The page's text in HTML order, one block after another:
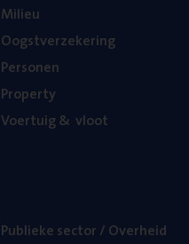
Mili­eu
Oogst­ver­ze­ke­ring
Per­so­nen
Pro­per­ty
Voer­tuig& vloot
Publie­ke sec­tor / Overheid